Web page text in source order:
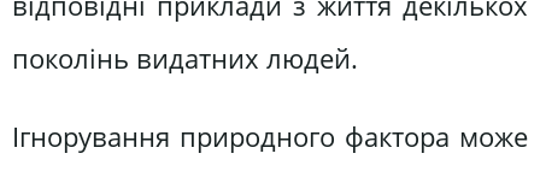
поколінь видатних людей.
Ігнорування природного фактора може